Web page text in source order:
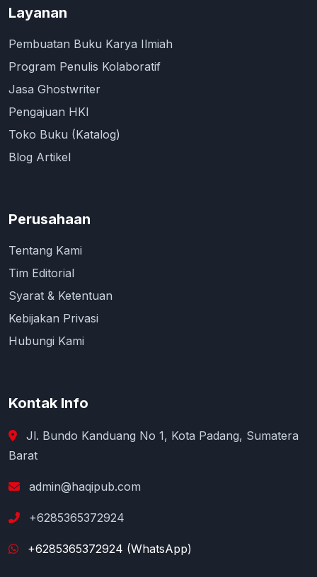
Layanan
Pembuatan Buku Karya Ilmiah
Program Penulis Kolaboratif
Jasa Ghostwriter
Pengajuan HKI
Toko Buku (Katalog)
Blog Artikel
Perusahaan
Tentang Kami
Tim Editorial
Syarat & Ketentuan
Kebijakan Privasi
Hubungi Kami
Kontak Info
Jl. Bundo Kanduang No 1, Kota Padang, Sumatera
Barat
admin@haqipub.com
+6285365372924
+6285365372924 (WhatsApp)